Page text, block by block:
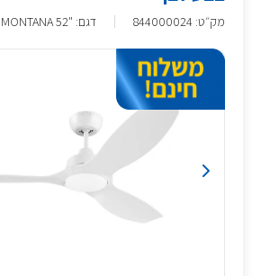
מק״ט:
844000024 דגם: "52 MONTANA